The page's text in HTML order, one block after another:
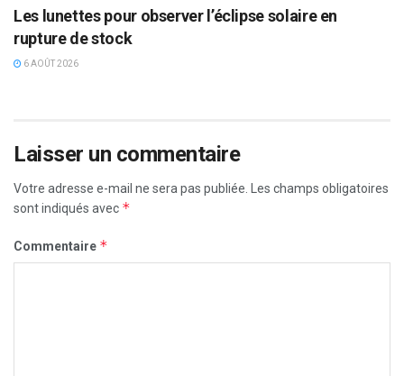
Les lunettes pour observer l’éclipse solaire en
rupture de stock
6 AOÛT 2026
Laisser un commentaire
Votre adresse e-mail ne sera pas publiée. Les champs obligatoires
sont indiqués avec *
Commentaire *